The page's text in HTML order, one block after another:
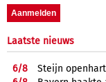
Laatste nieuws
6/8
Steijn